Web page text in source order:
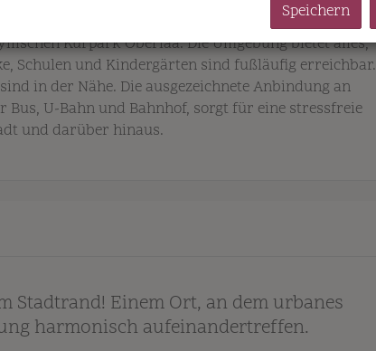
in 1100 Wien besticht durch ihre hervorragende
Kurpark Oberlaa. Die Umgebung bietet alles,
Schulen und Kindergärten sind fußläufig erreichbar.
in der Nähe. Die ausgezeichnete Anbindung an
U-Bahn und Bahnhof, sorgt für eine stressfreie
und darüber hinaus.
Stadtrand! Einem Ort, an dem urbanes
harmonisch aufeinandertreffen.
Speichern